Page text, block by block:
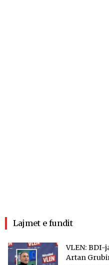
Lajmet e fundit
VLEN: BDI-
Artan